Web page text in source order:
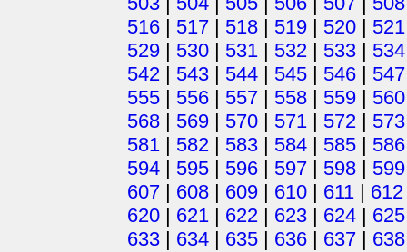
516 | 517 | 518 | 519 | 520 | 521
529 | 530 | 531 | 532 | 533 | 534
542 | 543 | 544 | 545 | 546 | 547
555 | 556 | 557 | 558 | 559 | 560
568 | 569 | 570 | 571 | 572 | 573
581 | 582 | 583 | 584 | 585 | 586
594 | 595 | 596 | 597 | 598 | 599
607 | 608 | 609 | 610 | 611 | 612
620 | 621 | 622 | 623 | 624 | 625
633 | 634 | 635 | 636 | 637 | 638